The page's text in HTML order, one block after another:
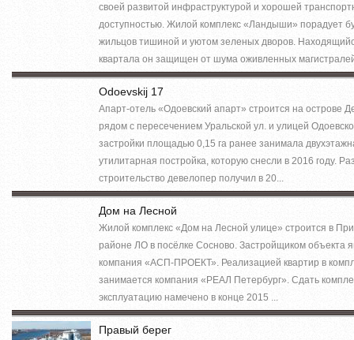
своей развитой инфраструктурой и хорошей
доступностью. Жилой комплекс «Ландыши» порадует
жильцов тишиной и уютом зеленых дворов.
квартала он защищен от шума оживленных
Odoevskij 17
Апарт-отель «Одоевский апарт» строится на острове
рядом с пересечением Уральской ул. и улицей
застройки площадью 0,15 га ранее занимала
утилитарная постройка, которую снесли в 2016 году.
строительство девелопер получил в 20...
Дом на Лесной
Жилой комплекс «Дом на Лесной улице» строится в
районе ЛО в посёлке Сосново. Застройщиком объекта
компания «АСП-ПРОЕКТ». Реализацией квартир в
занимается компания «РЕАЛ Петербург». Сдать
эксплуатацию намечено в конце 2015 ...
Правый берег